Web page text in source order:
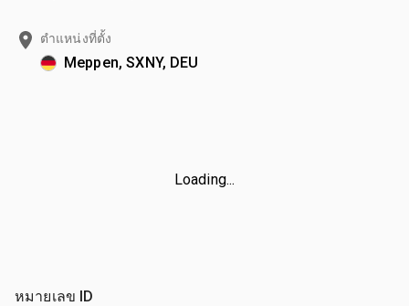
ตำแหน่งที่ตั้ง
Meppen, SXNY, DEU
Loading...
หมายเลข ID